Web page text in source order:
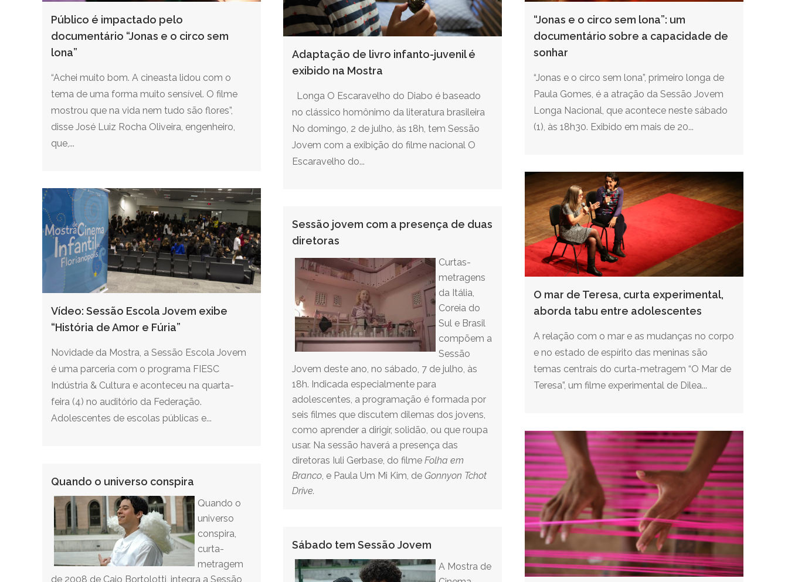
Público é impactado pelo
documentário “Jonas e o circo sem
lona”
“Achei muito bom. A cineasta lidou com o
tema de uma forma muito sensível. O filme
mostrou que na vida nem tudo são flores”,
disse José Luiz Rocha Oliveira, engenheiro,
que,...
Adaptação de livro infanto-juvenil é
exibido na Mostra
Longa O Escaravelho do Diabo é baseado
no clássico homônimo da literatura brasileira
No domingo, 2 de julho, às 18h, tem Sessão
Jovem com a exibição do filme nacional O
Escaravelho do...
“Jonas e o circo sem lona”: um
documentário sobre a capacidade de
sonhar
“Jonas e o circo sem lona”, primeiro longa de
Paula Gomes, é a atração da Sessão Jovem
Longa Nacional, que acontece neste sábado
(1), às 18h30. Exibido em mais de 20...
O mar de Teresa, curta experimental,
aborda tabu entre adolescentes
A relação com o mar e as mudanças no corpo
e no estado de espírito das meninas são
temas centrais do curta-metragem “O Mar de
Teresa”, um filme experimental de Dilea...
Vídeo: Sessão Escola Jovem exibe
“História de Amor e Fúria”
Novidade da Mostra, a Sessão Escola Jovem
é uma parceria com o programa FIESC
Indústria & Cultura e aconteceu na quarta-
feira (4) no auditório da Federação.
Adolescentes de escolas públicas e...
Sessão jovem com a presença de duas
diretoras
Curtas-
metragens
da Itália,
Coreia do
Sul e Brasil
compõem a
Sessão
Jovem deste ano, no sábado, 7 de julho, às
18h. Indicada especialmente para
adolescentes, a programação é formada por
seis filmes que discutem dilemas dos jovens,
como aprender a dirigir, solidão, ou que roupa
usar. Na sessão haverá a presença das
diretoras Iuli Gerbase, do filme Folha em
Branco, e Paula Um Mi Kim, de Gonnyon Tchot
Drive.
Quando o universo conspira
Quando o
universo
conspira,
curta-
metragem
de 2008 de Caio Bortolotti, integra a Sessão
Sábado tem Sessão Jovem
A Mostra de